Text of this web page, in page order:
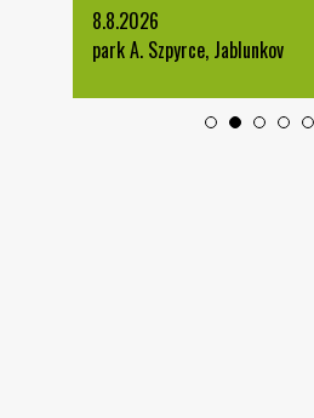
8.8.2026
park A. Szpyrce, Jablunkov